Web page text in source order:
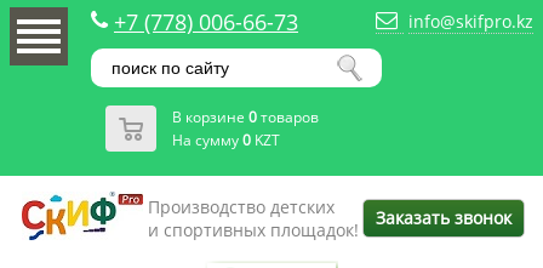
+7 (778) 006-66-73 info@skifpro.kz
В корзине 0товаров
На сумму0 KZT
Производство детских
и спортивных площадок!
Заказать звонок